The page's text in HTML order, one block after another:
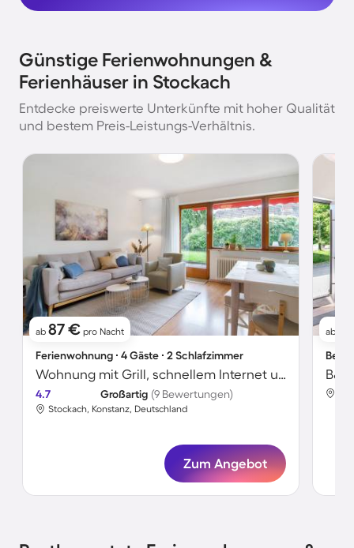
Günstige Ferienwohnungen &
Ferienhäuser in Stockach
Entdecke preiswerte Unterkünfte mit hoher Qualität
und bestem Preis-Leistungs-Verhältnis.
ab 87 € pro Nacht
Ferienwohnung ∙ 4 Gäste ∙ 2 Schlafzimmer
Wohnung mit Grill, schnellem Internet und Terrasse | Gartenblick
4.7 Großartig (9 Bewertungen)
Stockach, Konstanz, Deutschland
Zum Angebot
ab
Bed